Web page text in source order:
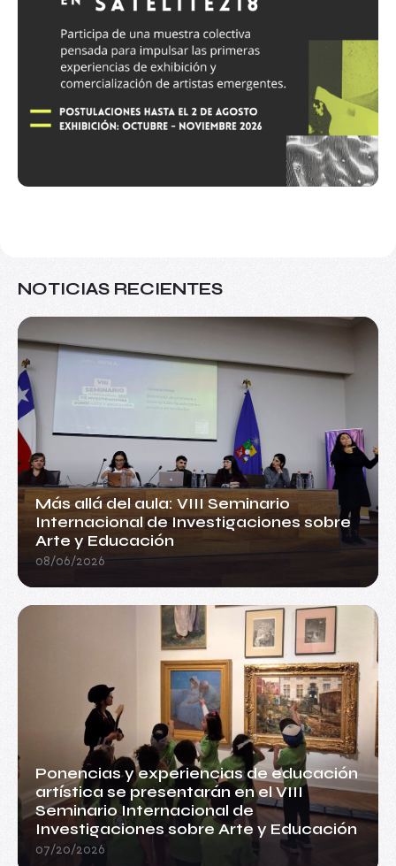
NOTICIAS RECIENTES
Más allá del aula: VIII Seminario
Internacional de Investigaciones sobre
Arte y Educación
08/06/2026
Ponencias y experiencias de educación
artística se presentarán en el VIII
Seminario Internacional de
Investigaciones sobre Arte y Educación
07/20/2026